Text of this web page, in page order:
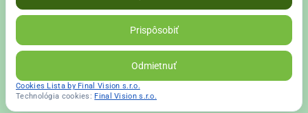
Zásady ochrany osobných údajov|
VALLS s. r. o. | IČO: 56698526 | DIČ: 2122398663
Prispôsobiť
Odmietnuť
Cookies Lista by Final Vision s.r.o.
Technológia cookies: Final Vision s.r.o.